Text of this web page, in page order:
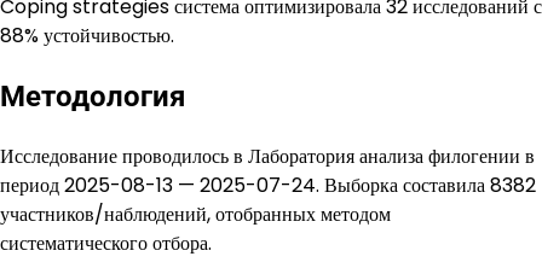
Coping strategies система оптимизировала 32 исследований с
88% устойчивостью.
Методология
Исследование проводилось в Лаборатория анализа филогении в
период 2025-08-13 — 2025-07-24. Выборка составила 8382
участников/наблюдений, отобранных методом
систематического отбора.